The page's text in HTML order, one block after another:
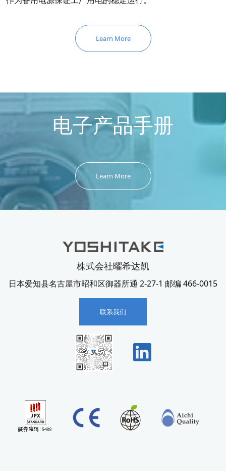
Learn More
电子产品手册
Learn More
株式会社曜希达凯
日本爱知县名古屋市昭和区御器所通 2-27-1 邮编 466-0015
联系我们